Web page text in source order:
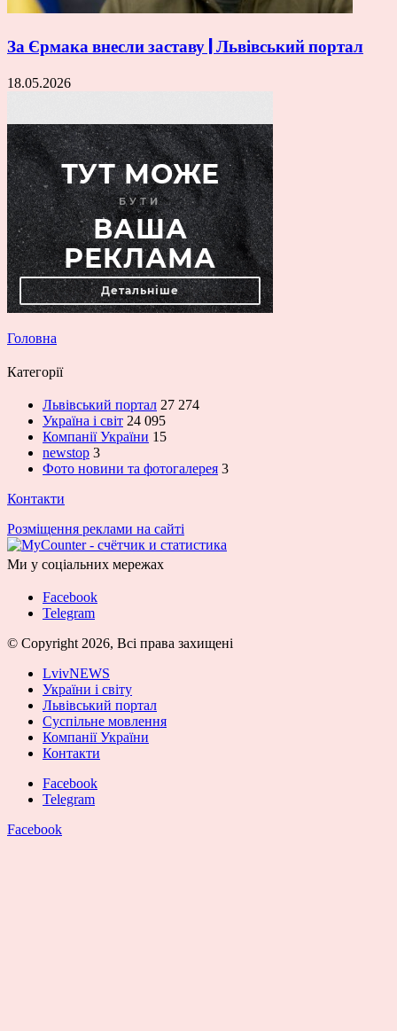
За Єрмака внесли заставу | Львівський портал
18.05.2026
Головна
Категорії
Львівський портал 27 274
Україна і світ 24 095
Компанії України 15
newstop 3
Фото новини та фотогалерея 3
Контакти
Розміщення реклами на сайті
Ми у соціальних мережах
Facebook
Telegram
© Copyright 2026, Всі права захищені
LvivNEWS
України і світу
Львівський портал
Суспільне мовлення
Компанії України
Контакти
Facebook
Telegram
Facebook